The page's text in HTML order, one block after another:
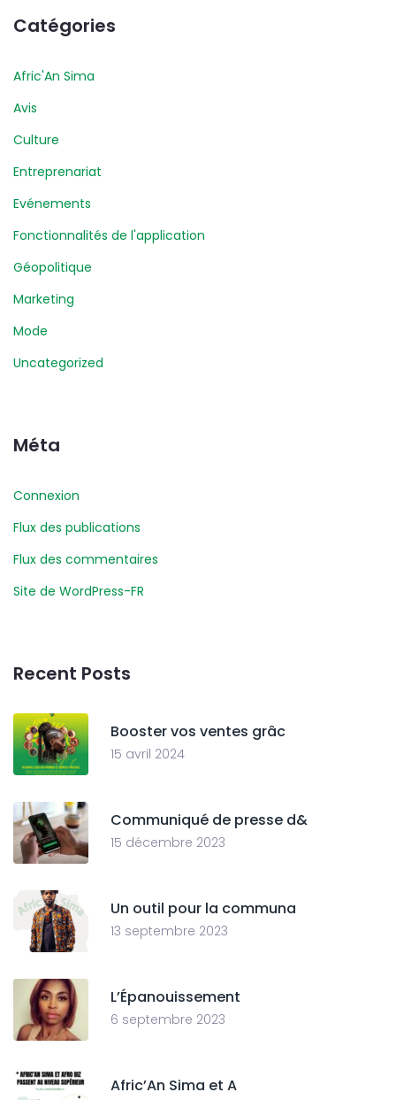
Catégories
Afric'An Sima
Avis
Culture
Entreprenariat
Evénements
Fonctionnalités de l'application
Géopolitique
Marketing
Mode
Uncategorized
Méta
Connexion
Flux des publications
Flux des commentaires
Site de WordPress-FR
Recent Posts
Booster vos ventes grâc
15 avril 2024
Communiqué de presse d&
15 décembre 2023
Un outil pour la communa
13 septembre 2023
L’Épanouissement
6 septembre 2023
Afric’An Sima et A